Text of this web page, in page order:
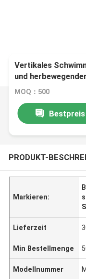
Vertikales
und
Metallball-HS
MOQ：500
Bestpreis
PRODUKT-
Markieren:
Lieferzeit
Min Bestellmenge
Modellnummer